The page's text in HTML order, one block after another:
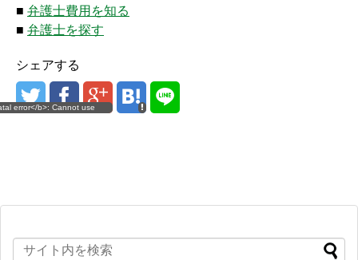
■ 弁護士費用を知る
■ 弁護士を探す
シェアする
error</b>: Cannot use